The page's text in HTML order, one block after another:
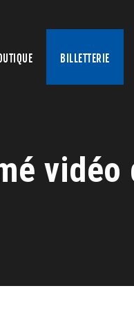
BILLETTERIE